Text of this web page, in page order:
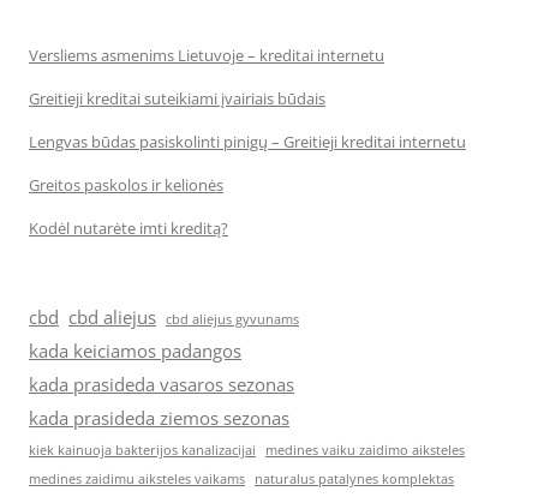
Versliems asmenims Lietuvoje – kreditai internetu
Greitieji kreditai suteikiami įvairiais būdais
Lengvas būdas pasiskolinti pinigų – Greitieji kreditai internetu
Greitos paskolos ir kelionės
Kodėl nutarėte imti kreditą?
cbd cbd aliejus cbd aliejus gyvunams
kada keiciamos padangos
kada prasideda vasaros sezonas
kada prasideda ziemos sezonas
kiek kainuoja bakterijos kanalizacijai
medines vaiku zaidimo aiksteles
medines zaidimu aiksteles vaikams
naturalus patalynes komplektas